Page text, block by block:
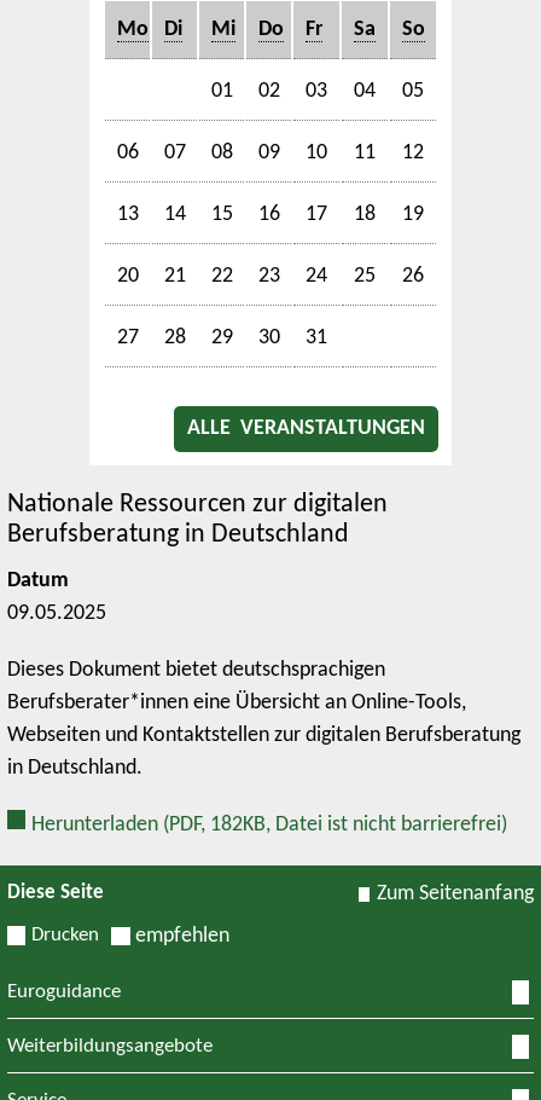
Mo Di Mi Do Fr Sa So
01 02 03 04 05
06 07 08 09 10 11 12
13 14 15 16 17 18 19
20 21 22 23 24 25 26
27 28 29 30 31
ALLE VERANSTALTUNGEN
Nationale Ressourcen zur digitalen
Berufsberatung in Deutschland
Datum
09.05.2025
Dieses Dokument bietet deutschsprachigen
Berufsberater*innen eine Übersicht an Online-Tools,
Webseiten und Kontaktstellen zur digitalen Berufsberatung
in Deutschland.
Herunterladen (PDF, 182KB, Datei ist nicht barrierefrei)
Diese Seite
Drucken empfehlen
Zum Seitenanfang
Euroguidance
Weiterbildungsangebote